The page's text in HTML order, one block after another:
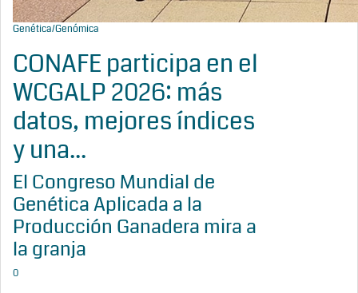
Genética/Genómica
CONAFE participa en el
WCGALP 2026: más
datos, mejores índices
y una...
El Congreso Mundial de
Genética Aplicada a la
Producción Ganadera mira a
la granja
0